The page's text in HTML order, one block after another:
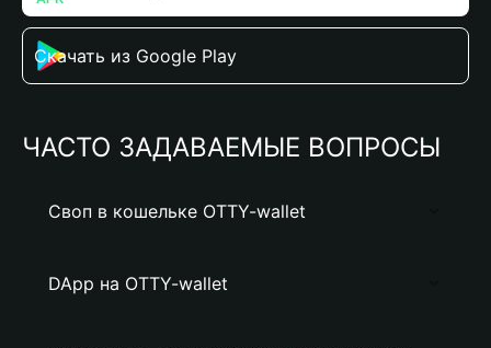
Скачать из Google Play
ЧАСТО ЗАДАВАЕМЫЕ ВОПРОСЫ
Своп в кошельке OTTY-wallet
DApp на OTTY-wallet